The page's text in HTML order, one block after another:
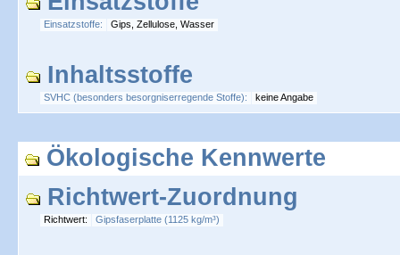
Einsatzstoffe: Gips, Zellulose, Wasser
Inhaltsstoffe
SVHC (besonders besorgniserregende Stoffe): keine Angabe
Ökologische Kennwerte
Richtwert-Zuordnung
Richtwert: Gipsfaserplatte (1125 kg/m³)